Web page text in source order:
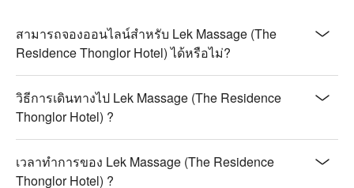
สามารถจองออนไลน์สำหรับ Lek Massage (The
Residence Thonglor Hotel) ได้หรือไม่?
วิธีการเดินทางไป Lek Massage (The Residence
Thonglor Hotel) ?
เวลาทำการของ Lek Massage (The Residence
Thonglor Hotel) ?